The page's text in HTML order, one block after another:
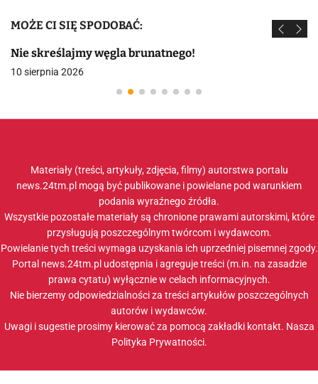
MOŻE CI SIĘ SPODOBAĆ:
Nie skreślajmy węgla brunatnego!
10 sierpnia 2026
Materiały (treści, artykuły, zdjęcia, filmy) autorstwa portalu
news.24tm.pl mogą być publikowane i powielane pod warunkiem
podania wyraźnego źródła.
Wszystkie pozostałe materiały są chronione prawami autorskimi, które
przysługują poszczególnym twórcom i wydawcom.
Powielanie tych treści wymaga uzyskania ich uprzedniej pisemnej zgody.
Portal news.24tm.pl udostępnia i agreguje treści (m.in. na zasadzie
prawa cytatu) wyłącznie w celach informacyjnych.
Nie bierzemy odpowiedzialności za treści artykułów poszczególnych
autorów i wydawców.
Uwagi i sugestie prosimy kierować za pomocą zakładki kontakt. Nasza
Polityka Prywatności.